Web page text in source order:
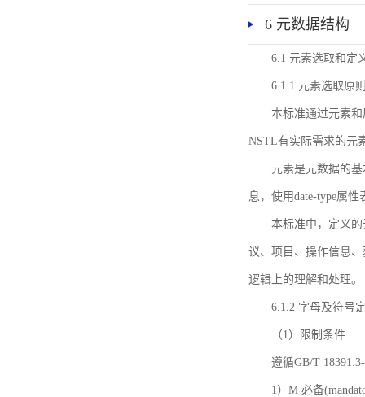
6 元数据结构
6.1 元素选取和定
6.1.1 元素选取原
本标准通过元素
NSTL有实际需求的元
元素是元数据的
息，使用date-type属
本标准中，定义
议、项目、操作信息
逻辑上的理解和处理。
6.1.2 字母及符号
（1）限制条件
遵循GB/T
1）M 必备